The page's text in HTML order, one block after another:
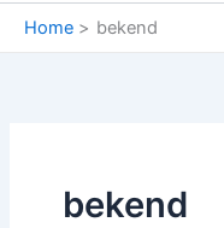
Home bekend
bekend